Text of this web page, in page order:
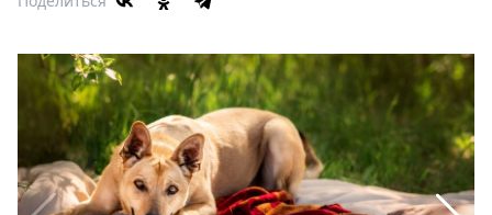
Кино
Книги
Выставки
Пресс-
релизы
О